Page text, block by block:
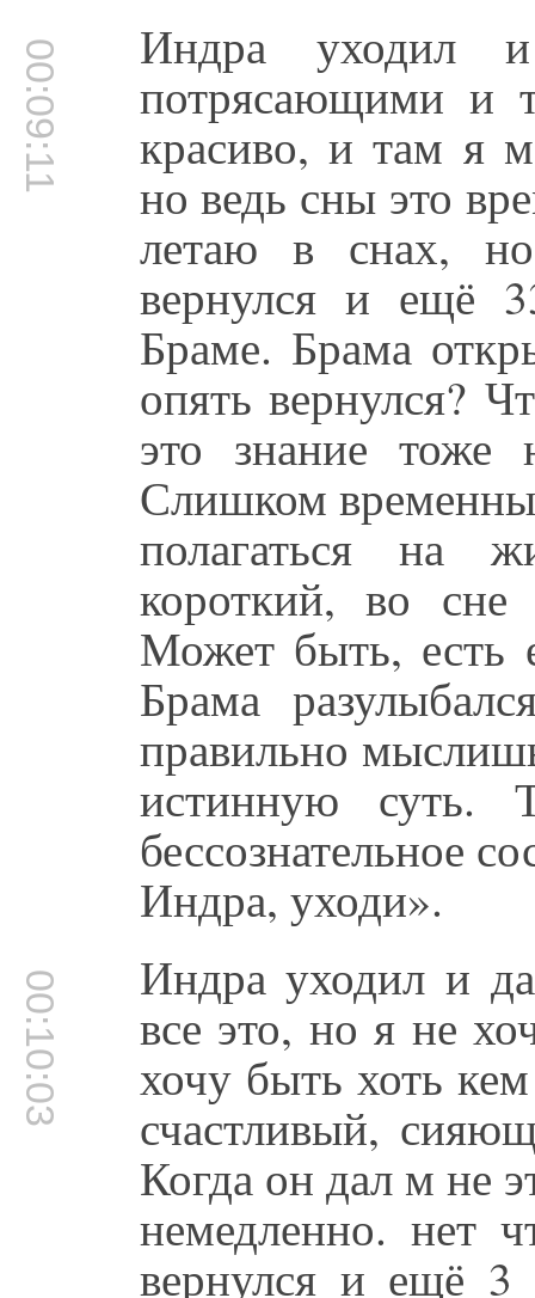
00:09:11 Индра уходил
потрясающими и
красиво, и там я
но ведь сны это
летаю в снах,
вернулся и ещё
Браме. Брама
опять вернулся?
это знание тоже
Слишком
полагаться на
короткий, во сне
Может быть, есть
Брама
правильно
истинную суть.
бессознательное
Индра, уходи».
00:10:03 Индра уходил и
все это, но я не
хочу быть хоть
счастливый,
Когда он дал м не
немедленно. нет
вернулся и ещё